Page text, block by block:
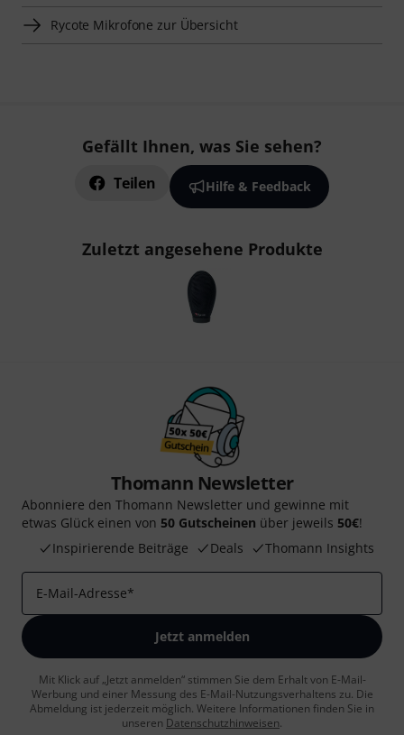
Rycote Mikrofone zur Übersicht
Gefällt Ihnen, was Sie sehen?
Teilen Hilfe & Feedback
Zuletzt angesehene Produkte
Thomann Newsletter
Abonniere den Thomann Newsletter und gewinne mit
etwas Glück einen von 50 Gutscheinen über jeweils 50€!
Inspirierende Beiträge
Deals Thomann Insights
E-Mail-Adresse*
Jetzt anmelden
Mit Klick auf „Jetzt anmelden“ stimmen Sie dem Erhalt von E-Mail-
Werbung und einer Messung des E-Mail-Nutzungsverhaltens zu. Die
Abmeldung ist jederzeit möglich. Weitere Informationen finden Sie in
unseren Datenschutzhinweisen.